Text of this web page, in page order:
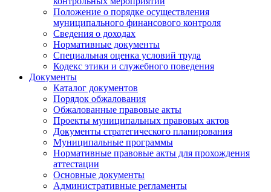
Положение о порядке осуществления
муниципального финансового контроля
Сведения о доходах
Нормативные документы
Специальная оценка условий труда
Кодекс этики и служебного поведения
Документы
Каталог документов
Порядок обжалования
Обжалованные правовые акты
Проекты муниципальных правовых актов
Документы стратегического планирования
Муниципальные программы
Нормативные правовые акты для прохождения
аттестации
Основные документы
Административные регламенты